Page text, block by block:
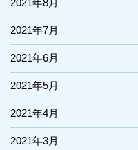
2021年8月
2021年7月
2021年6月
2021年5月
2021年4月
2021年3月